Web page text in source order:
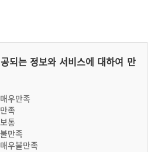
되는 정보와 서비스에 대하여 만
매우만족
만족
보통
불만족
매우불만족